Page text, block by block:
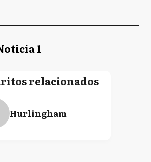
1
relacionados
Hurlingham